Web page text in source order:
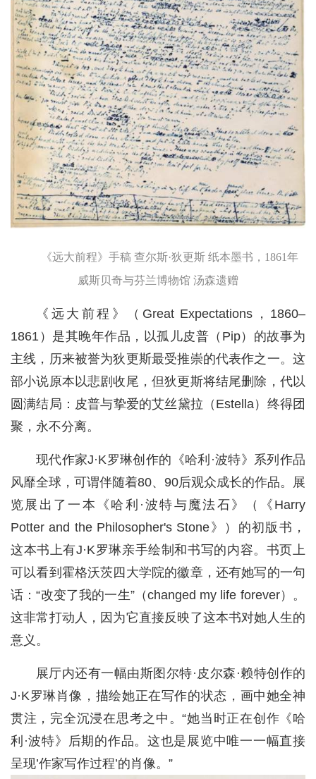
《远大前程》手稿 查尔斯·狄更斯 纸本墨书，1861年
威斯贝奇与芬兰博物馆 汤森遗赠
《远大前程》（Great Expectations，1860–
1861）是其晚年作品，以孤儿皮普（Pip）的故事为
主线，历来被誉为狄更斯最受推崇的代表作之一。这
部小说原本以悲剧收尾，但狄更斯将结尾删除，代以
圆满结局：皮普与挚爱的艾丝黛拉（Estella）终得团
聚，永不分离。
现代作家J·K罗琳创作的《哈利·波特》系列作品
风靡全球，可谓伴随着80、90后观众成长的作品。展
览展出了一本《哈利·波特与魔法石》（《Harry
Potter and the Philosopher's Stone》）的初版书，
这本书上有J·K罗琳亲手绘制和书写的内容。书页上
可以看到霍格沃茨四大学院的徽章，还有她写的一句
话：“改变了我的一生”（changed my life forever）。
这非常打动人，因为它直接反映了这本书对她人生的
意义。
展厅内还有一幅由斯图尔特·皮尔森·赖特创作的
J·K罗琳肖像，描绘她正在写作的状态，画中她全神
贯注，完全沉浸在思考之中。“她当时正在创作《哈
利·波特》后期的作品。这也是展览中唯一一幅直接
呈现’作家写作过程’的肖像。”